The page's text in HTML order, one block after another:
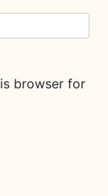
browser for